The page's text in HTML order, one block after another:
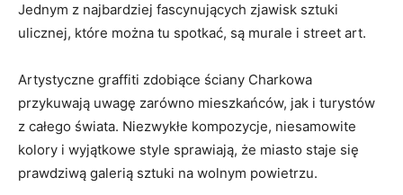
Jednym z najbardziej fascynujących zjawisk sztuki
ulicznej, które można tu spotkać, są murale i street art.
Artystyczne graffiti zdobiące ściany Charkowa
przykuwają uwagę zarówno mieszkańców, jak i turystów
z całego świata. Niezwykłe‍ kompozycje, niesamowite
kolory i wyjątkowe style⁢ sprawiają, że miasto staje się
prawdziwą galerią sztuki na ‍wolnym powietrzu.